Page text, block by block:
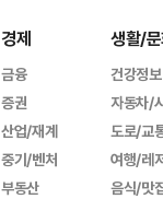
경제
금융
증권
산업/재계
중기/벤처
부동산
생활/
건강정보
자동차/
도로/교
여행/레
음식/맛